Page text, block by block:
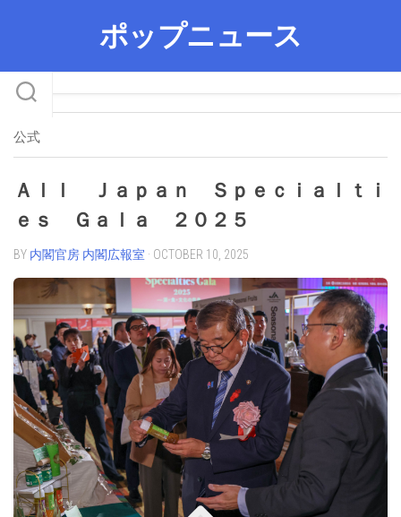
ポップニュース
公式
Ａｌｌ Ｊａｐａｎ Ｓｐｅｃｉａｌｔｉ
ｅｓ Ｇａｌａ ２０２５
BY 内閣官房 内閣広報室 · OCTOBER 10, 2025